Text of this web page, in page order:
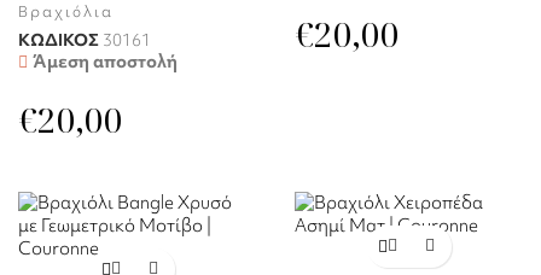
Βραχιόλια
ΚΩΔΙΚΟΣ 30161
Άμεση αποστολή
€20,00
€20,00